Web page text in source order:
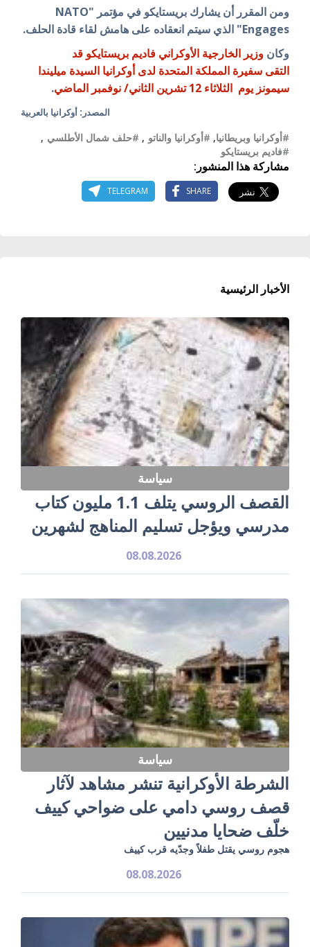
ومن المقرر أن يشارك بريستايكو في مؤتمر "NATO
Engages" الذي سيتم انعقاده على هامش لقاء قادة الحلف.
وكان وزير الخارجية الأوكراني فاديم بريستايكو قد
التقى سفيرة المملكة المتحدة لدى أوكرانيا السيدة ميليندا
سيمونز يوم الثلاثاء 12 تشرين الثاني/ نوفمبر الماضي
.
المصدر: أوكرانيا بالعربية
#أوكرانيا وبريطانيا, #أوكرانيا والناتو , #حلف شمال الأطلسي ,
#فاديم بريستايكو
مشاركة هذا المنشور:
SHARE
TELEGRAM
الأخبار الرئيسية
سياسة
القصف الروسي يتلف 1.1 مليون كتاب
مدرسي ويؤجل تسليم المناهج لشهرين
08.08.2026
سياسة
الشرطة الأوكرانية تنشر مشاهد لآثار
قصف روسي دامي على ضواحي كييف
خلّف ضحايا مدنيين
هجوم روسي يقتل طفلاً وجدّيه قرب كييف
08.08.2026